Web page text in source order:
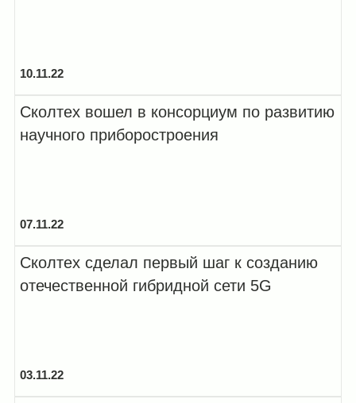
10.11.22
Сколтех вошел в консорциум по развитию
научного приборостроения
07.11.22
Сколтех сделал первый шаг к созданию
отечественной гибридной сети 5G
03.11.22